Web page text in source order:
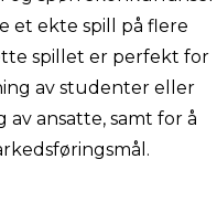
et ekte spill på flere
spillet er perfekt for
av studenter eller
ansatte, samt for å